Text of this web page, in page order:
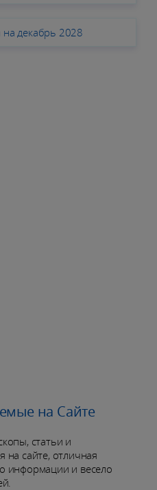
декабрь 2028
на Сайте
статьи и
на сайте, отличная
информации и весело